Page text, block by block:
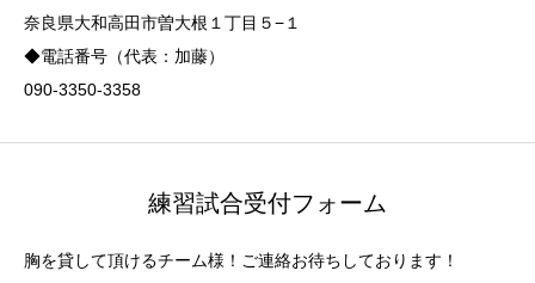
奈良県大和高田市曽大根１丁目５−１
◆電話番号（代表：加藤）
090-3350-3358
練習試合受付フォーム
胸を貸して頂けるチーム様！ご連絡お待ちしております！